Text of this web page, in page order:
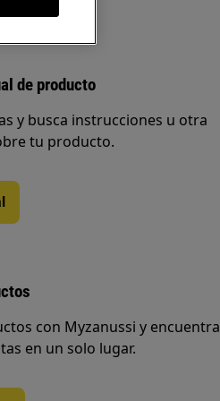
de producto
y busca instrucciones u otra
tu producto.
con Myzanussi y encuentra
en un solo lugar.